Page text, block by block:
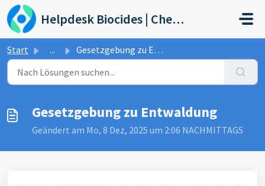
Zum hauptsächlichen Inhalt gehen
Helpdesk Biocides | Chemicals | Products
Start ... Gesetzgebung zu Entwaldung
Gesetzgebung zu Entwaldung
Geändert am Mo, 8 Dez, 2025 um 2:06 NACHMITTAGS